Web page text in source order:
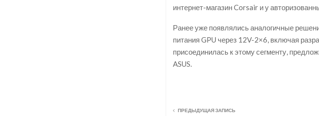
интернет-магазин Corsair и у
Ранее уже появлялись аналогичные
питания GPU через 12V-2×6, включая
присоединилась к этому сегменту,
ASUS.
ПРЕДЫДУЩАЯ ЗАПИСЬ